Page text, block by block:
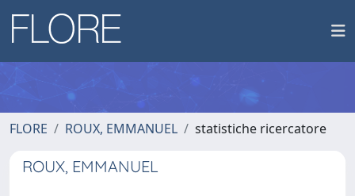
FLORE ROUX, EMMANUEL statistiche ricercatore
ROUX, EMMANUEL